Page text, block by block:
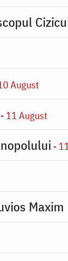
August
- 11 August
-